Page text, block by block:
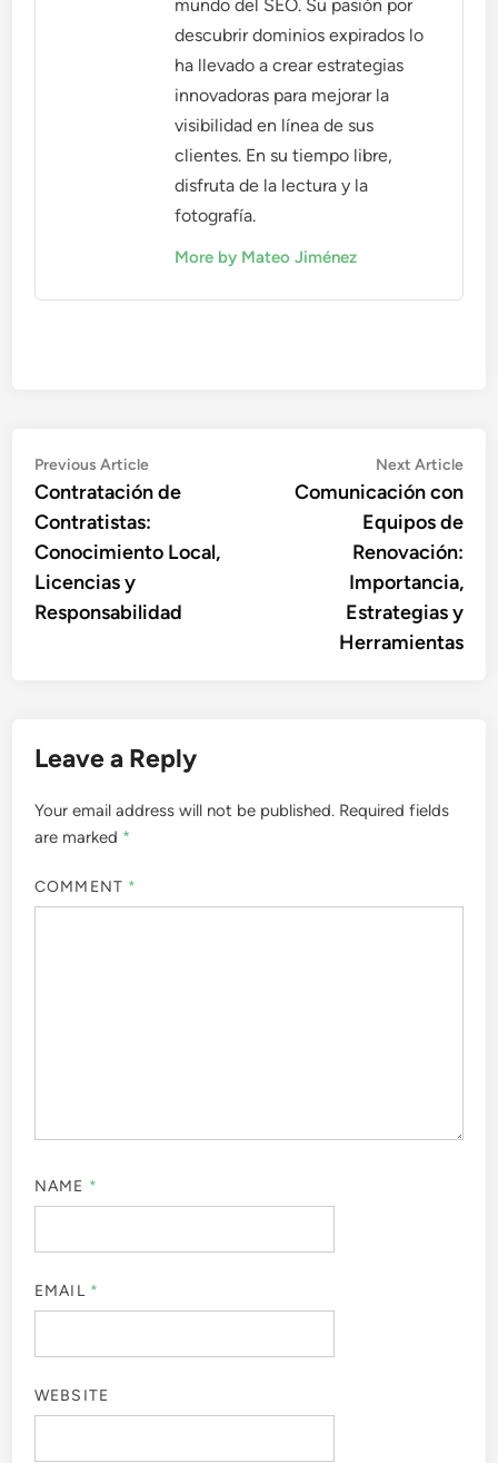
mundo del SEO. Su pasión por
descubrir dominios expirados lo
ha llevado a crear estrategias
innovadoras para mejorar la
visibilidad en línea de sus
clientes. En su tiempo libre,
disfruta de la lectura y la
fotografía.
More by Mateo Jiménez
Post
navigation
Previous ArticlePrevious
article:
Contratación de
Contratistas:
Conocimiento Local,
Licencias y
Responsabilidad
Next Article
Comunicación con
Equipos de
Renovación:
Importancia,
Estrategias y
Herramientas
Leave a Reply
Your email address will not be published. Required fields
are marked *
COMMENT *
NAME *
EMAIL *
WEBSITE